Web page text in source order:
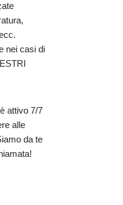
nei casi di
attivo 7/7
alle
da te